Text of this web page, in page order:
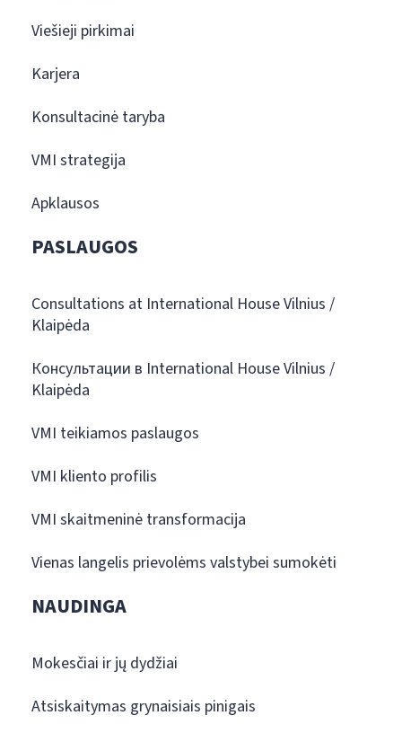
Viešieji pirkimai
Karjera
Konsultacinė taryba
VMI strategija
Apklausos
PASLAUGOS
Consultations at International House Vilnius /
Klaipėda
Консультации в International House Vilnius /
Klaipėda
VMI teikiamos paslaugos
VMI kliento profilis
VMI skaitmeninė transformacija
Vienas langelis prievolėms valstybei sumokėti
NAUDINGA
Mokesčiai ir jų dydžiai
Atsiskaitymas grynaisiais pinigais